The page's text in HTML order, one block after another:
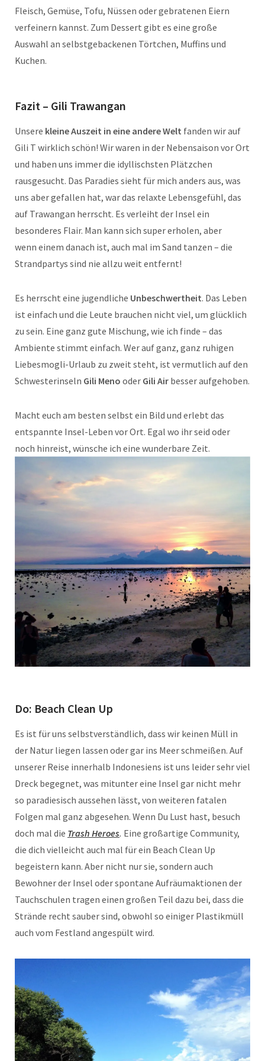
Fleisch, Gemüse, Tofu, Nüssen oder gebratenen Eiern
verfeinern kannst. Zum Dessert gibt es eine große
Auswahl an selbstgebackenen Törtchen, Muffins und
Kuchen.
Fazit – Gili Trawangan
Unsere kleine Auszeit in eine andere Welt fanden wir auf
Gili T wirklich schön! Wir waren in der Nebensaison vor Ort
und haben uns immer die idyllischsten Plätzchen
rausgesucht. Das Paradies sieht für mich anders aus, was
uns aber gefallen hat, war das relaxte Lebensgefühl, das
auf Trawangan herrscht. Es verleiht der Insel ein
besonderes Flair. Man kann sich super erholen, aber
wenn einem danach ist, auch mal im Sand tanzen – die
Strandpartys sind nie allzu weit entfernt!
Es herrscht eine jugendliche Unbeschwertheit. Das Leben
ist einfach und die Leute brauchen nicht viel, um glücklich
zu sein. Eine ganz gute Mischung, wie ich finde – das
Ambiente stimmt einfach. Wer auf ganz, ganz ruhigen
Liebesmogli-Urlaub zu zweit steht, ist vermutlich auf den
Schwesterinseln Gili Meno oder Gili Air besser aufgehoben.
Macht euch am besten selbst ein Bild und erlebt das
entspannte Insel-Leben vor Ort. Egal wo ihr seid oder
noch hinreist, wünsche ich eine wunderbare Zeit.
Do: Beach Clean Up
Es ist für uns selbstverständlich, dass wir keinen Müll in
der Natur liegen lassen oder gar ins Meer schmeißen. Auf
unserer Reise innerhalb Indonesiens ist uns leider sehr viel
Dreck begegnet, was mitunter eine Insel gar nicht mehr
so paradiesisch aussehen lässt, von weiteren fatalen
Folgen mal ganz abgesehen. Wenn Du Lust hast, besuch
doch mal die Trash Heroes. Eine großartige Community,
die dich vielleicht auch mal für ein Beach Clean Up
begeistern kann. Aber nicht nur sie, sondern auch
Bewohner der Insel oder spontane Aufräumaktionen der
Tauchschulen tragen einen großen Teil dazu bei, dass die
Strände recht sauber sind, obwohl so einiger Plastikmüll
auch vom Festland angespült wird.